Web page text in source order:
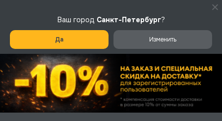
Ваш город Санкт-Петербург?
Да Изменить